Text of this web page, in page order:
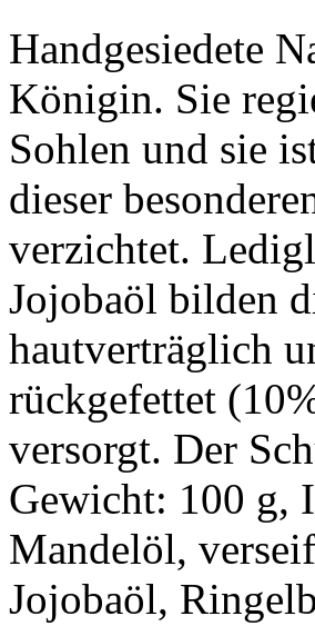
Handgesiedete
Königin. Sie
Sohlen und sie
dieser
verzichtet.
Jojobaöl bilden
hautverträglich
rückgefettet
versorgt. Der
Gewicht: 100 g,
Mandelöl,
Jojobaöl,